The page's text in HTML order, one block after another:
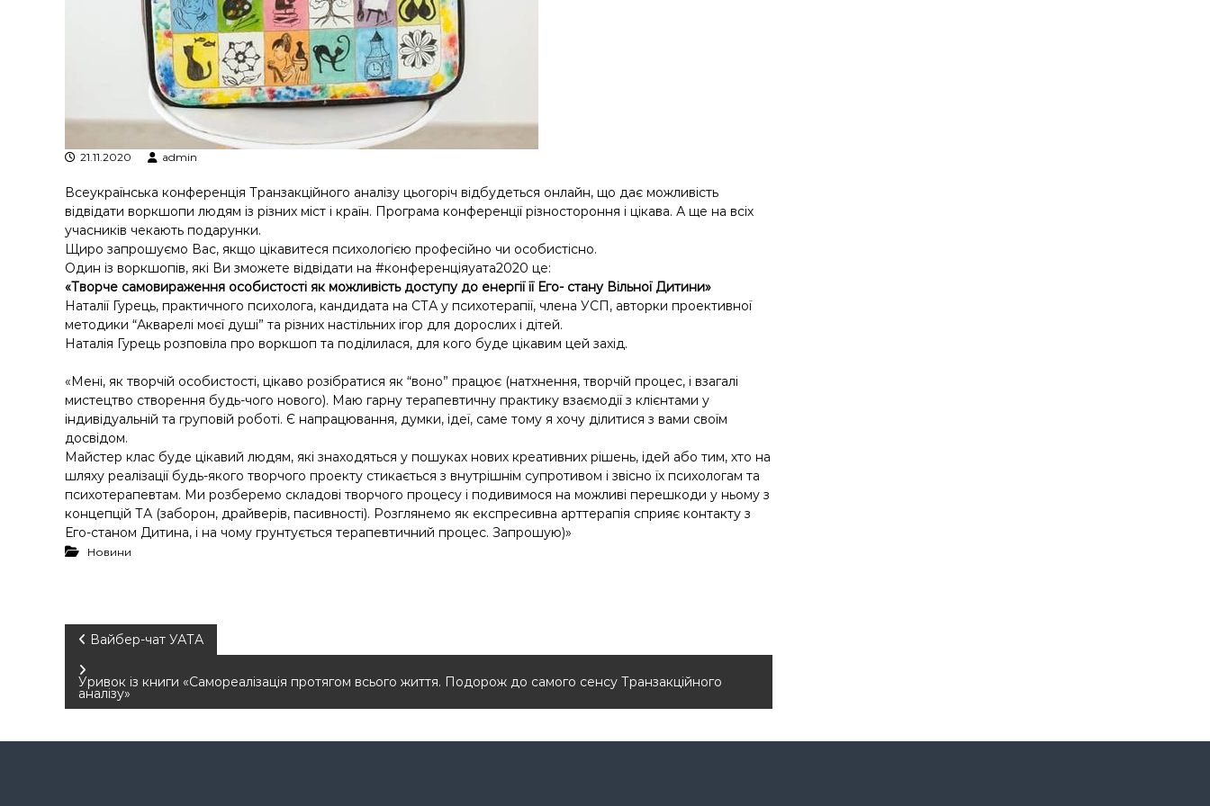
21.11.2020 admin
Всеукраїнська конференція Транзакційного аналізу цьогоріч відбудеться онлайн, що дає можливість
відвідати воркшопи людям із різних міст і країн. Програма конференції різностороння і цікава. А ще на всіх
учасників чекають подарунки.
Щиро запрошуємо Вас, якщо цікавитеся психологією професійно чи особистісно.
Один із воркшопів, які Ви зможете відвідати на #конференціяуата2020 це:
«Творче самовираження особистості як можливість доступу до енергії її Его- стану Вільної Дитини»
Наталії Гурець, практичного психолога, кандидата на СТА у психотерапії, члена УСП, авторки проективної
методики “Акварелі моєї душі” та різних настільних ігор для дорослих і дітей.
Наталія Гурець розповіла про воркшоп та поділилася, для кого буде цікавим цей захід.
«Мені, як творчій особистості, цікаво розібратися як “воно” працює (натхнення, творчій процес, і взагалі
мистецтво створення будь-чого нового). Маю гарну терапевтичну практику взаємодії з клієнтами у
індивідуальній та груповій роботі. Є напрацювання, думки, ідеї, саме тому я хочу ділитися з вами своїм
досвідом.
Майстер клас буде цікавий людям, які знаходяться у пошуках нових креативних рішень, ідей або тим, хто на
шляху реалізації будь-якого творчого проекту стикається з внутрішнім супротивом і звісно їх психологам та
психотерапевтам. Ми розберемо складові творчого процесу і подивимося на можливі перешкоди у ньому з
концепцій ТА (заборон, драйверів, пасивності). Розглянемо як експресивна арттерапія сприяє контакту з
Его-станом Дитина, і на чому грунтується терапевтичний процес. Запрошую)»
Новини
Н
а
Вайбер-чат УАТА
Уривок із книги «Самореалізація протягом всього життя. Подорож до самого сенсу Транзакційного
аналізу»